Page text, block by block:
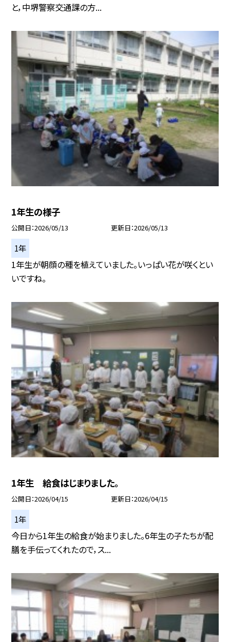
と，中堺警察交通課の方...
1年生の様子
公開日 2026/05/13 更新日 2026/05/13
1年
1年生が朝顔の種を植えていました。いっぱい花が咲くとい
いですね。
1年生 給食はじまりました。
公開日 2026/04/15 更新日 2026/04/15
1年
今日から1年生の給食が始まりました。6年生の子たちが配
膳を手伝ってくれたので，ス...